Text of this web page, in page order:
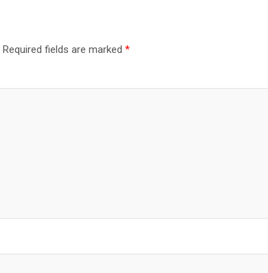
Required fields are marked*